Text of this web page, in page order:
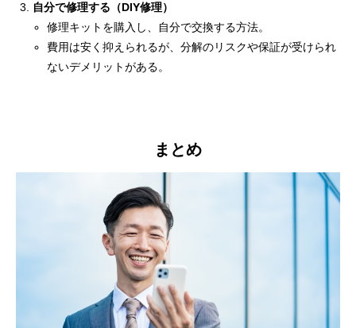
自分で修理する（DIY修理）
修理キットを購入し、自分で交換する方法。
費用は安く抑えられるが、分解のリスクや保証が受けられ
ないデメリットがある。
まとめ